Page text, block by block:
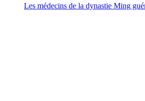
Les médecins de la dynastie Ming